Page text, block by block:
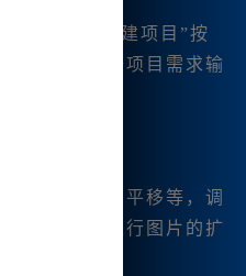
，点击“新建项目”按
”功能，根据项目需求输
，如微调、平移等，调
创作需求进行图片的扩